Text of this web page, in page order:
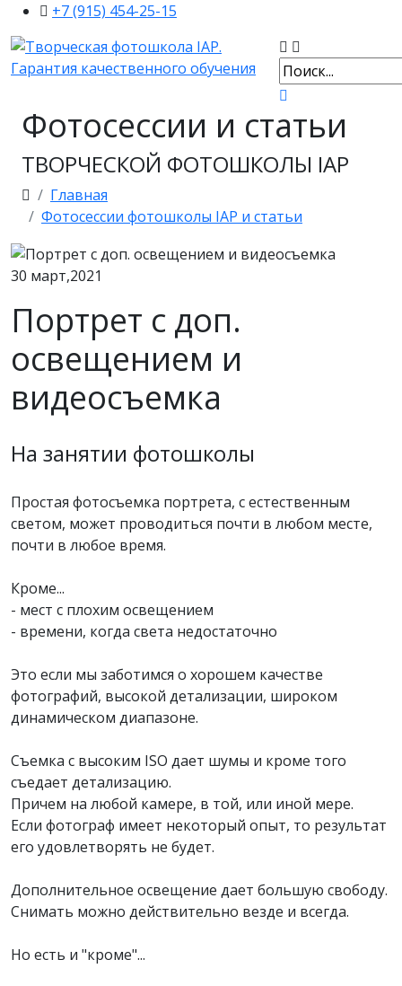
+7 (915) 454-25-15
Фотосессии и статьи
ТВОРЧЕСКОЙ ФОТОШКОЛЫ IAP
Главная
Фотосессии фотошколы IAP и статьи
30 март,2021
Портрет с доп.
освещением и
видеосъемка
На занятии фотошколы
Простая фотосъемка портрета, с естественным
светом, может проводиться почти в любом месте,
почти в любое время.
Кроме...
- мест с плохим освещением
- времени, когда света недостаточно
Это если мы заботимся о хорошем качестве
фотографий, высокой детализации, широком
динамическом диапазоне.
Съемка с высоким ISO дает шумы и кроме того
съедает детализацию.
Причем на любой камере, в той, или иной мере.
Если фотограф имеет некоторый опыт, то результат
его удовлетворять не будет.
Дополнительное освещение дает большую свободу.
Снимать можно действительно везде и всегда.
Но есть и "кроме"...